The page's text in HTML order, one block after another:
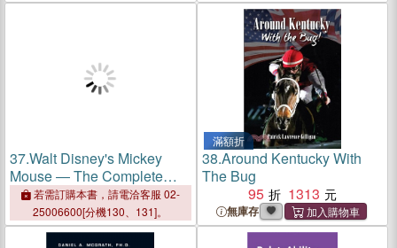
37.Walt Disney's Mickey
Mouse ― The Complete
History
若需訂購本書，請電洽客服 02-
25006600[分機130、131]。
滿額折
38.Around Kentucky With
The Bug
95
1313
無庫存